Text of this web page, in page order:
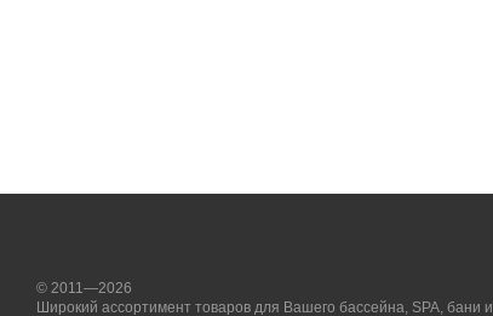
© 2011—2026
Широкий ассортимент товаров для Вашего бассейна, SPA, бани и